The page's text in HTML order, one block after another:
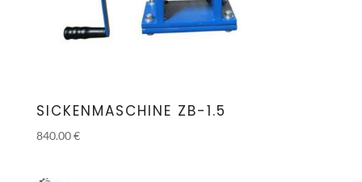
SICKENMASCHINE ZB-1.5
840.00€